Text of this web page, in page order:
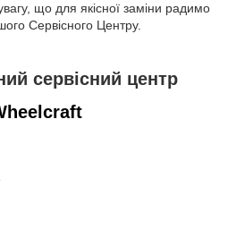
що для якісної заміни радимо
Сервісного Центру.
сервісний центр